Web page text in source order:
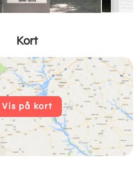
Kort
Vis på kort